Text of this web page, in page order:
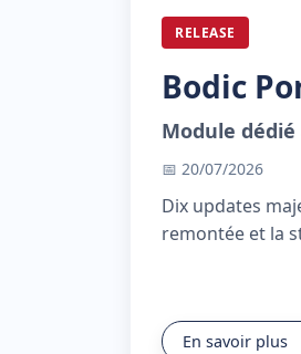
RELEASE
Bodic
Module
📅 20/07/2026
Dix updates
remontée et la
En savoir plus